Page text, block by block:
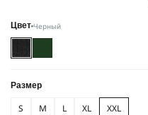
Цвет Черный
Размер
S M L XL XXL